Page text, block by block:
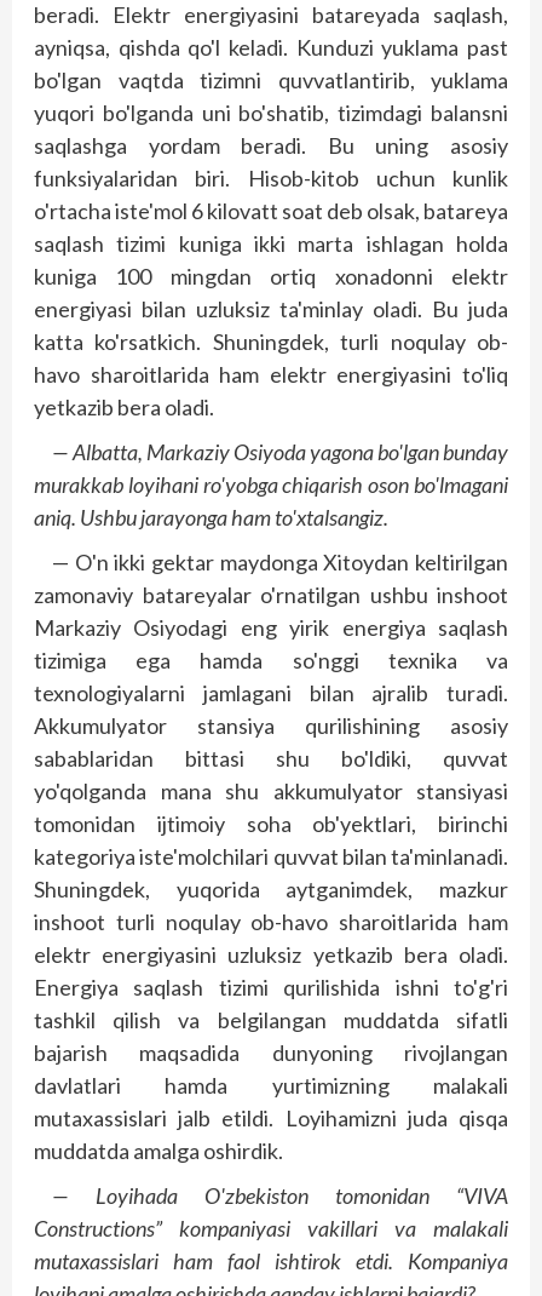
beradi. Elektr energiyasini batareyada saqlash,
ayniqsa, qishda qo'l keladi. Kunduzi yuklama past
bo'lgan vaqtda tizimni quvvatlantirib, yuklama
yuqori bo'lganda uni bo'shatib, tizimdagi balansni
saqlashga yordam beradi. Bu uning asosiy
funksiyalaridan biri. Hisob-kitob uchun kunlik
o'rtacha iste'mol 6 kilovatt soat deb olsak, batareya
saqlash tizimi kuniga ikki marta ishlagan holda
kuniga 100 mingdan ortiq xonadonni elektr
energiyasi bilan uzluksiz ta'minlay oladi. Bu juda
katta ko'rsatkich. Shuningdek, turli noqulay ob-
havo sharoitlarida ham elektr energiyasini to'liq
yetkazib bera oladi.
— Albatta, Markaziy Osiyoda yagona bo'lgan bunday
murakkab loyihani ro'yobga chiqarish oson bo'lmagani
aniq. Ushbu jarayonga ham to'xtalsangiz.
— O'n ikki gektar maydonga Xitoydan keltirilgan
zamonaviy batareyalar o'rnatilgan ushbu inshoot
Markaziy Osiyodagi eng yirik energiya saqlash
tizimiga ega hamda so'nggi texnika va
texnologiyalarni jamlagani bilan ajralib turadi.
Akkumulyator stansiya qurilishining asosiy
sabablaridan bittasi shu bo'ldiki, quvvat
yo'qolganda mana shu akkumulyator stansiyasi
tomonidan ijtimoiy soha ob'yektlari, birinchi
kategoriya iste'molchilari quvvat bilan ta'minlanadi.
Shuningdek, yuqorida aytganimdek, mazkur
inshoot turli noqulay ob-havo sharoitlarida ham
elektr energiyasini uzluksiz yetkazib bera oladi.
Energiya saqlash tizimi qurilishida ishni to'g'ri
tashkil qilish va belgilangan muddatda sifatli
bajarish maqsadida dunyoning rivojlangan
davlatlari hamda yurtimizning malakali
mutaxassislari jalb etildi. Loyihamizni juda qisqa
muddatda amalga oshirdik.
— Loyihada O'zbekiston tomonidan “VIVA
Constructions” kompaniyasi vakillari va malakali
mutaxassislari ham faol ishtirok etdi. Kompaniya